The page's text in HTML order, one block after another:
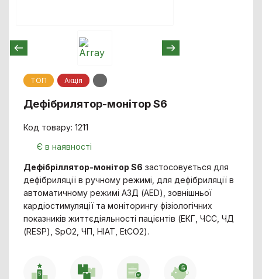
ТОП Акцiя
Дефібрилятор-монітор S6
Код товару: 1211
Є в наявності
Дефібріллятор-монітор S6 застосовується для
дефібриляції в ручному режимі, для дефібриляції в
автоматичному режимі АЗД (AED), зовнішньої
кардіостимуляції та моніторингу фізіологічних
показників життєдіяльності пацієнтів (ЕКГ, ЧСС, ЧД
(RESP), SpO2, ЧП, НІАТ, EtCO2).